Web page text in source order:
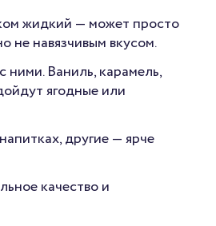
жидкий — может просто
не навязчивым вкусом.
Ваниль, карамель,
ягодные или
другие — ярче
качество и